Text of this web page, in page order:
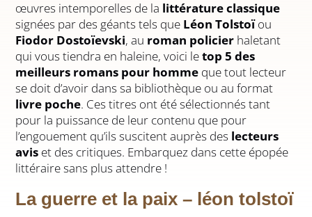
œuvres intemporelles de la littérature classique
signées par des géants tels que Léon Tolstoïou
Fiodor Dostoïevski, au roman policier haletant
qui vous tiendra en haleine, voici letop 5 des
meilleurs romans pour homme que tout lecteur
se doit d’avoir dans sa bibliothèque ou au format
livre poche. Ces titres ont été sélectionnés tant
pour la puissance de leur contenu que pour
l’engouement qu’ils suscitent auprès des lecteurs
avis et des critiques. Embarquez dans cette épopée
littéraire sans plus attendre !
La guerre et la paix – léon tolstoï